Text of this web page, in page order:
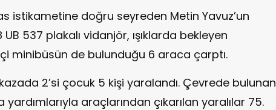
istikametine doğru seyreden Metin Yavuz’un
537 plakalı vidanjör, ışıklarda bekleyen
minibüsün de bulunduğu 6 araca çarptı.
2’si çocuk 5 kişi yaralandı. Çevrede bulunan
araçlarından çıkarılan yaralılar 75.